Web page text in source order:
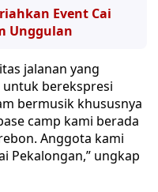
Event Cai
Unggulan
jalanan yang
berekspresi
bermusik khususnya
camp kami berada
Anggota kami
Pekalongan,” ungkap